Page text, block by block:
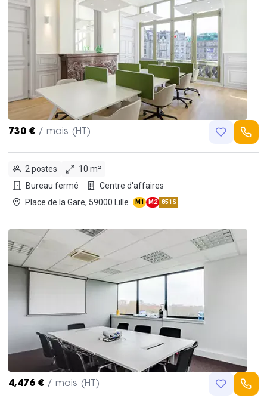
730 € / mois (HT)
2 postes
10 m²
Bureau fermé
Centre d'affaires
Place de la Gare, 59000 Lille
M1 M2 851S
4,476 € / mois (HT)